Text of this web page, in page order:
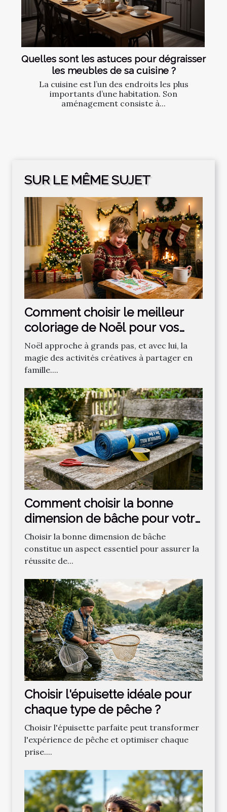
Quelles sont les astuces pour dégraisser
les meubles de sa cuisine ?
La cuisine est l’un des endroits les plus
importants d’une habitation. Son
aménagement consiste à...
SUR LE MÊME SUJET
Comment choisir le meilleur
coloriage de Noël pour vos
enfants ?
Noël approche à grands pas, et avec lui, la
magie des activités créatives à partager en
famille....
Comment choisir la bonne
dimension de bâche pour votre
projet ?
Choisir la bonne dimension de bâche
constitue un aspect essentiel pour assurer la
réussite de...
Choisir l'épuisette idéale pour
chaque type de pêche ?
Choisir l'épuisette parfaite peut transformer
l'expérience de pêche et optimiser chaque
prise....